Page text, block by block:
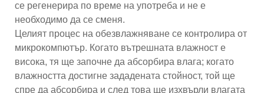
се регенерира по време на употреба и не е
необходимо да се сменя.
Целият процес на обезвлажняване се контролира от
микрокомпютър. Когато вътрешната влажност е
висока, тя ще започне да абсорбира влага; когато
влажността достигне зададената стойност, той ще
спре да абсорбира и след това ще изхвърли влагата